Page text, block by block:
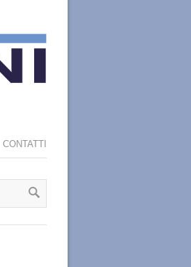
CONTATTI